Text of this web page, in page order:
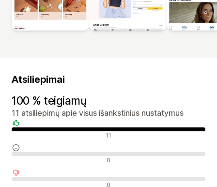
Atsiliepimai
100 % teigiamų
11 atsiliepimų apie visus išankstinius nustatymus
Teigiami atsiliepimai 11
Neutralūs atsiliepimai 0
Neigiami atsiliepimai 0